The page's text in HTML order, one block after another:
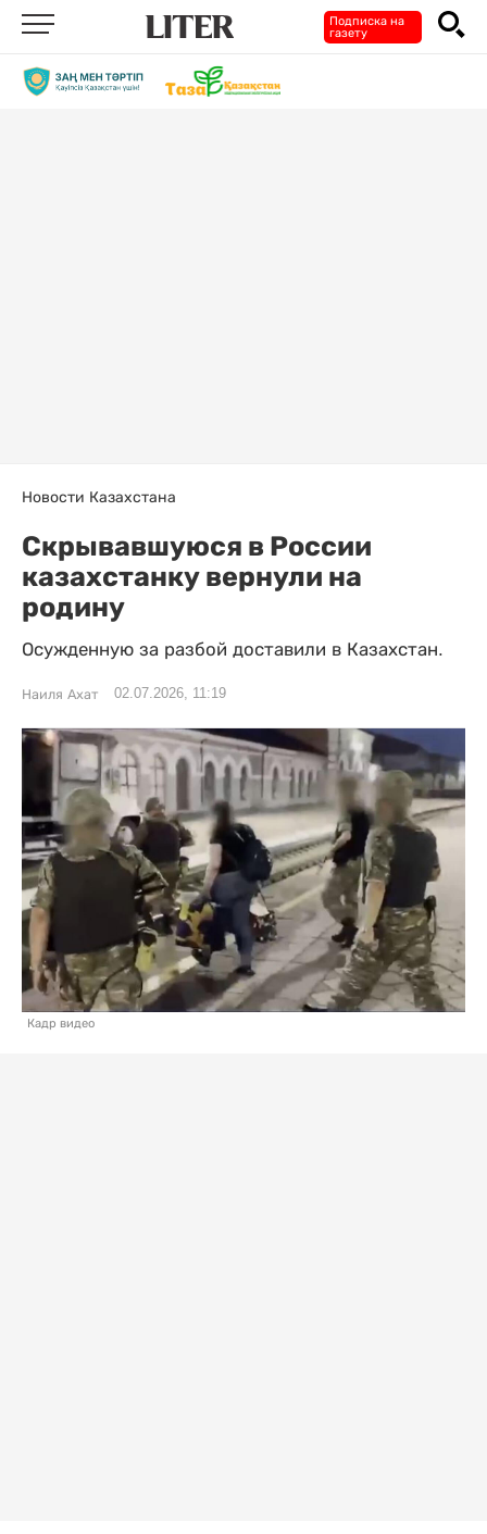
Подписка на
газету
Новости Казахстана
Скрывавшуюся в России
казахстанку вернули на
родину
Осужденную за разбой доставили в Казахстан.
Наиля Ахат 02.07.2026, 11:19
Кадр видео